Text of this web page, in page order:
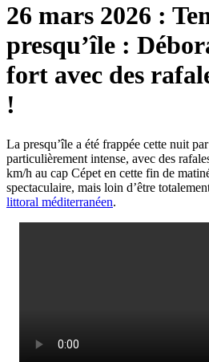
26 mars 2026 :
presqu’île :
fort avec des
!
La presqu’île a été frappée cette nuit
particulièrement intense, avec des
km/h au cap Cépet en cette fin de
spectaculaire, mais loin d’être
littoral méditerranéen.